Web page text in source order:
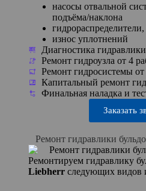
насосы отвальной
подъёма/наклона
износ уплотнений
Диагностика
Ремонт гидроузла от 4
Ремонт гидросистемы от
Капитальный ремонт
Финальная наладка и
Заказать
Ремонт гидравлики
Ремонтируем гидравлику
Liebherrследующих видов